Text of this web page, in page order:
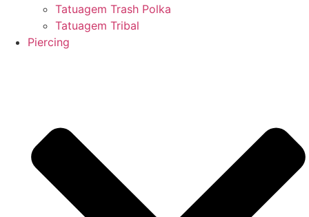
Tatuagem Trash Polka
Tatuagem Tribal
Piercing